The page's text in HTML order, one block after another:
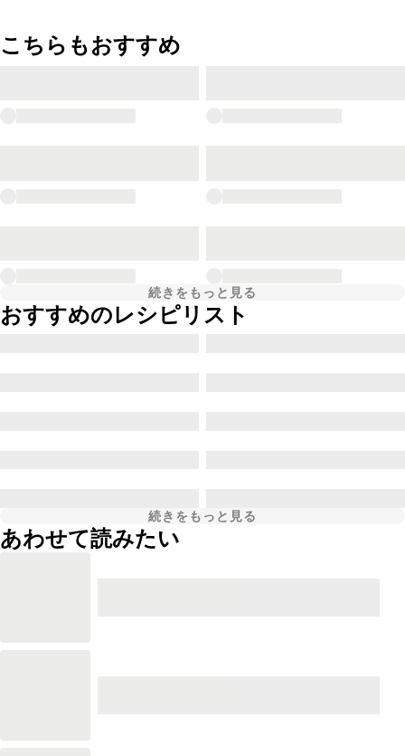
こちらもおすすめ
続きをもっと見る
おすすめのレシピリスト
続きをもっと見る
あわせて読みたい